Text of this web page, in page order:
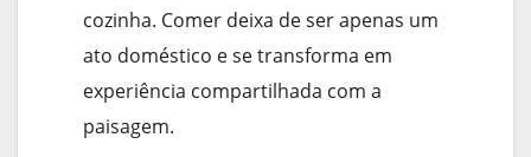
cozinha. Comer deixa de ser apenas um
ato doméstico e se transforma em
experiência compartilhada com a
paisagem.